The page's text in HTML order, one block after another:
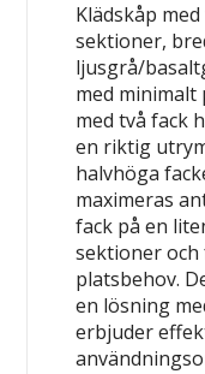
Klädskåp
sektioner,
ljusgrå/
med minimalt
med två fack
en riktig
halvhöga
maximeras
fack på en
sektioner
platsbehov.
en lösning
erbjuder